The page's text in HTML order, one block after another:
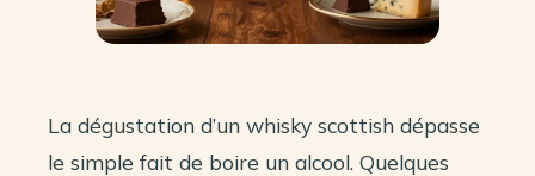
La dégustation d’un whisky scottish dépasse
le simple fait de boire un alcool. Quelques